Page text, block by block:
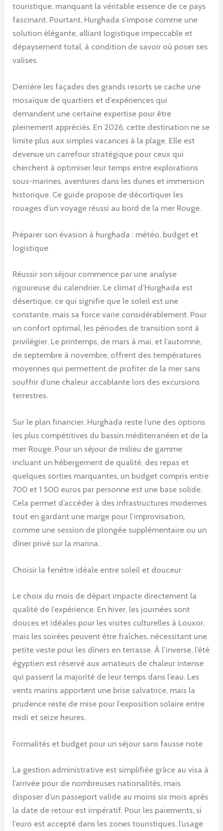
touristique, manquant la véritable essence de ce pays
fascinant. Pourtant, Hurghada s’impose comme une
solution élégante, alliant logistique impeccable et
dépaysement total, à condition de savoir où poser ses
valises.
Derrière les façades des grands resorts se cache une
mosaïque de quartiers et d’expériences qui
demandent une certaine expertise pour être
pleinement appréciés. En 2026, cette destination ne se
limite plus aux simples vacances à la plage. Elle est
devenue un carrefour stratégique pour ceux qui
cherchent à optimiser leur temps entre explorations
sous-marines, aventures dans les dunes et immersion
historique. Ce guide propose de décortiquer les
rouages d’un voyage réussi au bord de la mer Rouge.
Préparer son évasion à hurghada : météo, budget et
logistique
Réussir son séjour commence par une analyse
rigoureuse du calendrier. Le climat d’Hurghada est
désertique, ce qui signifie que le soleil est une
constante, mais sa force varie considérablement. Pour
un confort optimal, les périodes de transition sont à
privilégier. Le printemps, de mars à mai, et l’automne,
de septembre à novembre, offrent des températures
moyennes qui permettent de profiter de la mer sans
souffrir d’une chaleur accablante lors des excursions
terrestres.
Sur le plan financier, Hurghada reste l’une des options
les plus compétitives du bassin méditerranéen et de la
mer Rouge. Pour un séjour de milieu de gamme
incluant un hébergement de qualité, des repas et
quelques sorties marquantes, un budget compris entre
700 et 1 500 euros par personne est une base solide.
Cela permet d’accéder à des infrastructures modernes
tout en gardant une marge pour l’improvisation,
comme une session de plongée supplémentaire ou un
dîner privé sur la marina.
Choisir la fenêtre idéale entre soleil et douceur
Le choix du mois de départ impacte directement la
qualité de l’expérience. En hiver, les journées sont
douces et idéales pour les visites culturelles à Louxor,
mais les soirées peuvent être fraîches, nécessitant une
petite veste pour les dîners en terrasse. À l’inverse, l’été
égyptien est réservé aux amateurs de chaleur intense
qui passent la majorité de leur temps dans l’eau. Les
vents marins apportent une brise salvatrice, mais la
prudence reste de mise pour l’exposition solaire entre
midi et seize heures.
Formalités et budget pour un séjour sans fausse note
La gestion administrative est simplifiée grâce au visa à
l’arrivée pour de nombreuses nationalités, mais
disposer d’un passeport valide au moins six mois après
la date de retour est impératif. Pour les paiements, si
l’euro est accepté dans les zones touristiques, l’usage